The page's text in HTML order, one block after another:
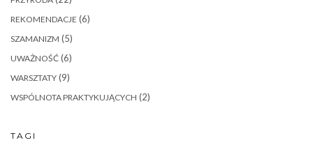
REKOMENDACJE (6)
SZAMANIZM (5)
UWAŻNOŚĆ (6)
WARSZTATY (9)
WSPÓLNOTA PRAKTYKUJĄCYCH (2)
TAGI